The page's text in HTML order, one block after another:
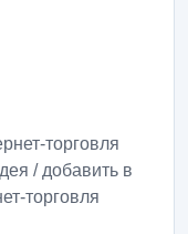
торговля
/ добавить в
торговля